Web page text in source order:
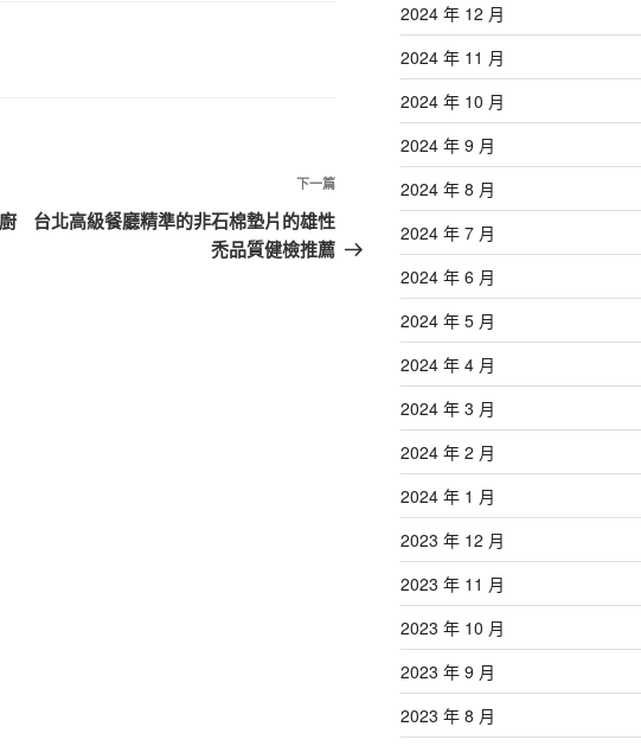
下
一
篇
下一篇
台北高級餐廳精準的非石棉墊片的雄性
禿品質健檢推薦
2024 年 12 月
2024 年 11 月
2024 年 10 月
2024 年 9 月
2024 年 8 月
2024 年 7 月
2024 年 6 月
2024 年 5 月
2024 年 4 月
2024 年 3 月
2024 年 2 月
2024 年 1 月
2023 年 12 月
2023 年 11 月
2023 年 10 月
2023 年 9 月
2023 年 8 月